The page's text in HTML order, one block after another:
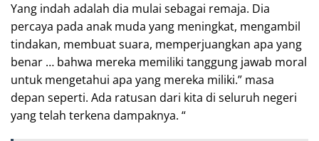
Yang indah adalah dia mulai sebagai remaja. Dia
percaya pada anak muda yang meningkat, mengambil
tindakan, membuat suara, memperjuangkan apa yang
benar … bahwa mereka memiliki tanggung jawab moral
untuk mengetahui apa yang mereka miliki.” masa
depan seperti. Ada ratusan dari kita di seluruh negeri
yang telah terkena dampaknya. “